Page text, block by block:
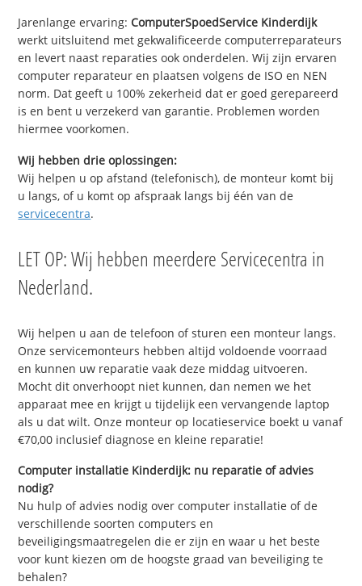
Jarenlange ervaring:ComputerSpoedService Kinderdijk
werkt uitsluitend met gekwalificeerde computerreparateurs
en levert naast reparaties ook onderdelen. Wij zijn ervaren
computer reparateur en plaatsen volgens de ISO en NEN
norm. Dat geeft u 100% zekerheid dat er goed gerepareerd
is en bent u verzekerd van garantie. Problemen worden
hiermee voorkomen.
Wij hebben drie oplossingen:
Wij helpen u op afstand (telefonisch), de monteur komt bij
u langs, of u komt op afspraak langs bij één van de
servicecentra.
LET OP: Wij hebben meerdere Servicecentra in
Nederland.
Wij helpen u aan de telefoon of sturen een monteur langs.
Onze servicemonteurs hebben altijd voldoende voorraad
en kunnen uw reparatie vaak deze middag uitvoeren.
Mocht dit onverhoopt niet kunnen, dan nemen we het
apparaat mee en krijgt u tijdelijk een vervangende laptop
als u dat wilt. Onze monteur op locatieservice boekt u vanaf
€70,00 inclusief diagnose en kleine reparatie!
Computer installatie Kinderdijk: nu reparatie of advies
nodig?
Nu hulp of advies nodig over computer installatie of de
verschillende soorten computers en
beveiligingsmaatregelen die er zijn en waar u het beste
voor kunt kiezen om de hoogste graad van beveiliging te
behalen?